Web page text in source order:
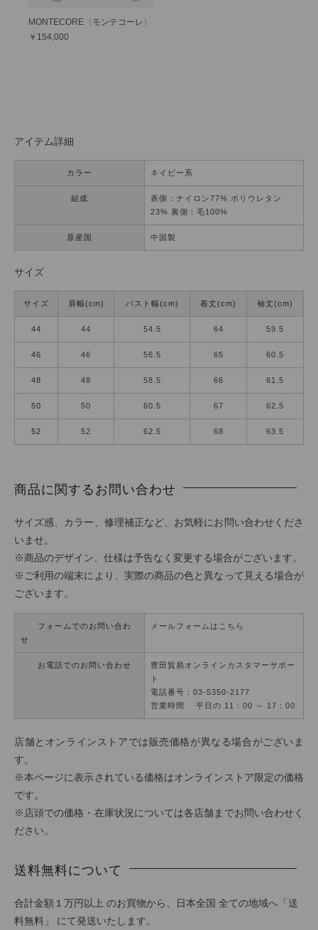
MONTECORE〈モンテコーレ〉
￥154,000
アイテム詳細
カラー ネイビー系
組成
表側：ナイロン77% ポリウレタン
23% 裏側：毛100%
原産国 中国製
サイズ
サイズ 肩幅(cm) バスト幅(cm) 着丈(cm) 袖丈(cm)
44 44 54.5 64 59.5
46 46 56.5 65 60.5
48 48 58.5 66 61.5
50 50 60.5 67 62.5
52 52 62.5 68 63.5
商品に関するお問い合わせ
サイズ感、カラー、修理補正など、お気軽にお問い合わせくださ
いませ。
※商品のデザイン、仕様は予告なく変更する場合がございます。
※ご利用の端末により、実際の商品の色と異なって見える場合が
ございます。
フォームでのお問い合わ
せ
メールフォームはこちら
お電話でのお問い合わせ
豊田貿易オンラインカスタマーサポー
ト
電話番号：03-5350-2177
営業時間 平日の 11：00 ～ 17：00
店舗とオンラインストアでは販売価格が異なる場合がございま
す。
※本ページに表示されている価格はオンラインストア限定の価格
です。
※店頭での価格・在庫状況については各店舗までお問い合わせく
ださい。
送料無料について
合計金額１万円以上 のお買物から、日本全国 全ての地域へ「送
料無料」 にて発送いたします。